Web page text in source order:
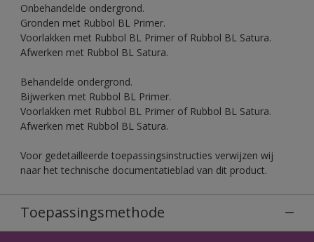
Onbehandelde ondergrond.
Gronden met Rubbol BL Primer.
Voorlakken met Rubbol BL Primer of Rubbol BL Satura.
Afwerken met Rubbol BL Satura.
Behandelde ondergrond.
Bijwerken met Rubbol BL Primer.
Voorlakken met Rubbol BL Primer of Rubbol BL Satura.
Afwerken met Rubbol BL Satura.
Voor gedetailleerde toepassingsinstructies verwijzen wij
naar het technische documentatieblad van dit product.
Toepassingsmethode